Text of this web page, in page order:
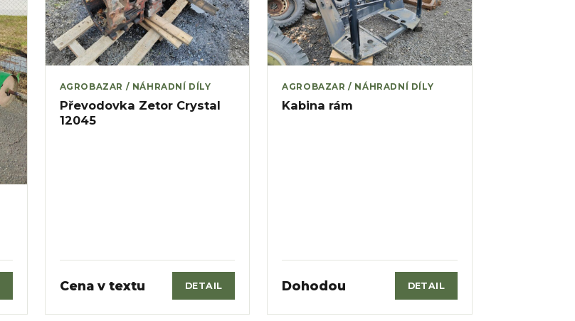
AGROBAZAR / NÁHRADNÍ DÍLY
Převodovka Zetor Crystal
12045
Cena v textu DETAIL
AGROBAZAR / NÁHRADNÍ DÍLY
Kabina rám
Dohodou DETAIL